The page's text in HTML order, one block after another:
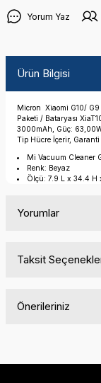
Yorum Yaz
Ürün Bilgisi
Micron Xiaomi G10/
Paketi / Bataryası
3000mAh, Güç:
Tip Hücre İçerir,
Mi Vacuum Cleaner
Renk: Beyaz
Ölçü: 7.9 L x 34.4 H
Yorumlar
Taksit
Önerileriniz